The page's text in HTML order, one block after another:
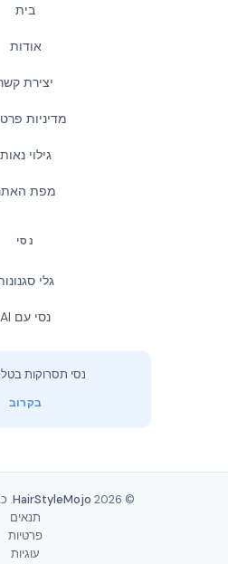
בית
אודות
יצירת
מדיניות
גילוי נאות
מפת
נסי
גלי
נסי עם AI
נסי תסרוקות
בקרוב
© 2026
HairStyleMojo
.
תנאים
פרטיות
עוגיות